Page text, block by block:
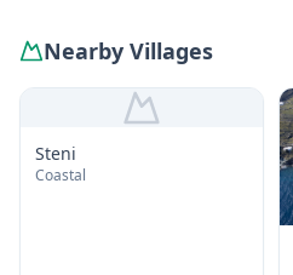
Nearby Villages
Steni
Coastal